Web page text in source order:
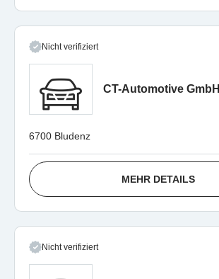
Nicht verifiziert
CT-Automotive GmbH
6700 Bludenz
MEHR DETAILS
Nicht verifiziert